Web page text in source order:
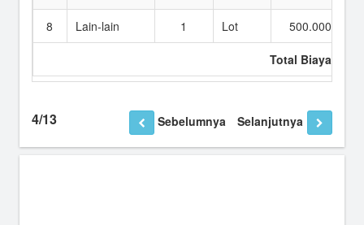
Total Biaya
8 Lain-lain 1 Lot 500.000
4/13 Sebelumnya Selanjutnya